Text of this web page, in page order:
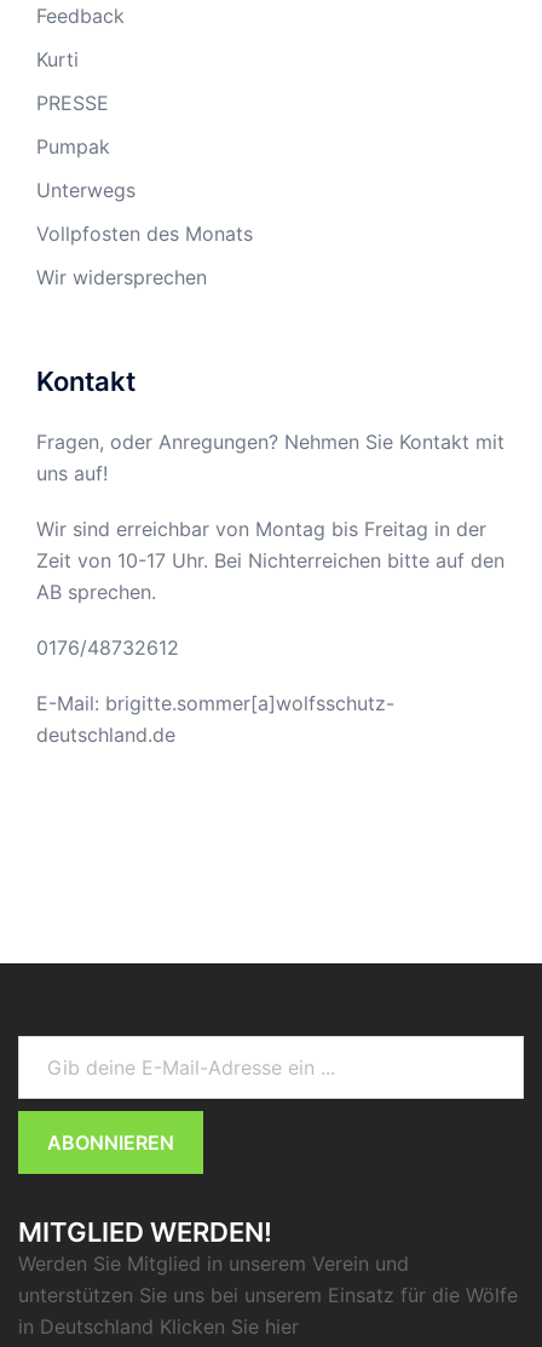
Feedback
Kurti
PRESSE
Pumpak
Unterwegs
Vollpfosten des Monats
Wir widersprechen
Kontakt
Fragen, oder Anregungen? Nehmen Sie Kontakt mit
uns auf!
Wir sind erreichbar von Montag bis Freitag in der
Zeit von 10-17 Uhr. Bei Nichterreichen bitte auf den
AB sprechen.
0176/48732612
E-Mail: brigitte.sommer[a]wolfsschutz-
deutschland.de
Gib deine E-Mail-Adresse ein ...
ABONNIEREN
MITGLIED WERDEN!
Werden Sie Mitglied in unserem Verein und
unterstützen Sie uns bei unserem Einsatz für die Wölfe
in Deutschland Klicken Sie hier